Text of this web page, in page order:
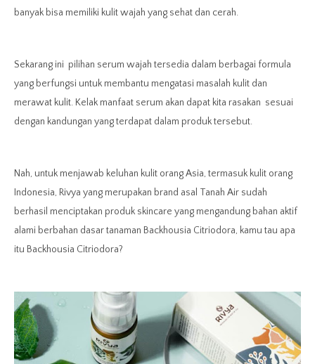
banyak bisa memiliki kulit wajah yang sehat dan cerah.
Sekarang ini pilihan serum wajah tersedia dalam berbagai formula
yang berfungsi untuk membantu mengatasi masalah kulit dan
merawat kulit. Kelak manfaat serum akan dapat kita rasakan sesuai
dengan kandungan yang terdapat dalam produk tersebut.
Nah, untuk menjawab keluhan kulit orang Asia, termasuk kulit orang
Indonesia, Rivya yang merupakan brand asal Tanah Air sudah
berhasil menciptakan produk skincare yang mengandung bahan aktif
alami berbahan dasar tanaman Backhousia Citriodora, kamu tau apa
itu Backhousia Citriodora?